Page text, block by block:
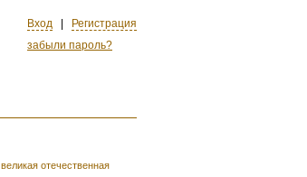
Вход
Регистрация
забыли пароль?
великая отечественная